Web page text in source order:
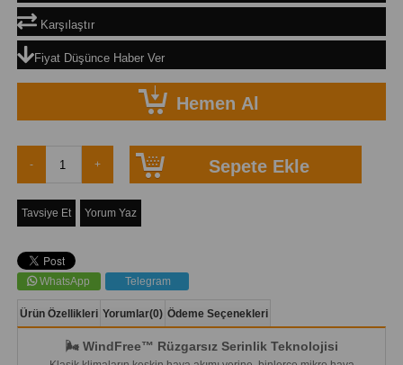
Karşılaştır
Fiyat Düşünce Haber Ver
Tavsiye Et Yorum Yaz
WhatsApp Telegram
Ürün Özellikleri Yorumlar(0) Ödeme Seçenekleri
🌬️ WindFree™ Rüzgarsız Serinlik Teknolojisi